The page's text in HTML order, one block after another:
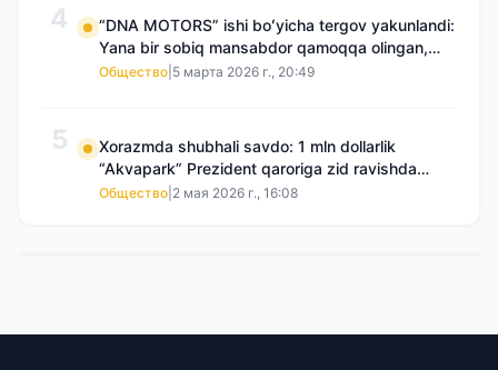
4
“DNA MOTORS” ishi boʻyicha tergov yakunlandi:
Yana bir sobiq mansabdor qamoqqa olingan,
Saidnazirxanovaning “zami” gʻoyib boʻlgan
Общество 5 марта 2026 г., 20:49
5
Xorazmda shubhali savdo: 1 mln dollarlik
“Akvapark” Prezident qaroriga zid ravishda
sotilgani maʼlum boʻldi
Общество 2 мая 2026 г., 16:08